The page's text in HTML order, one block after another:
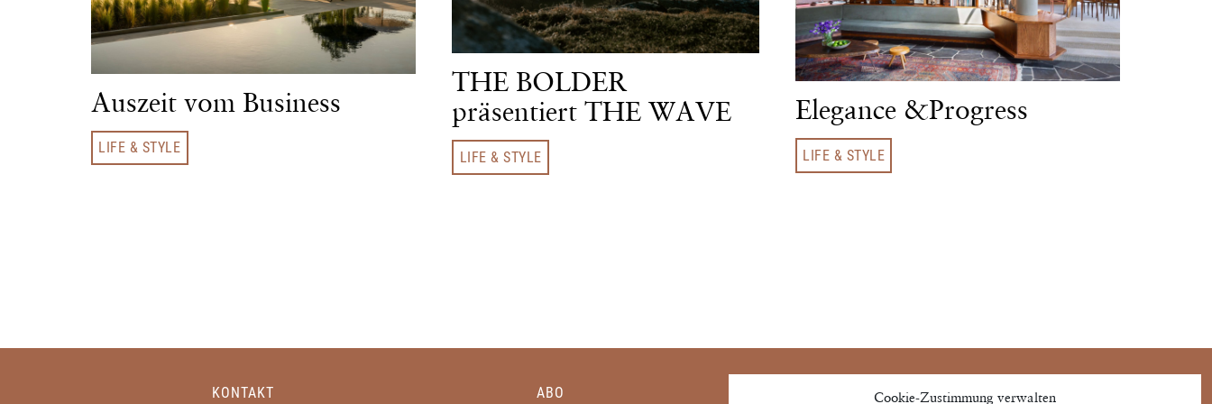
Cookie-Zustimmung verwalten
Auszeit vom Business
LIFE & STYLE
THE BOLDER
präsentiert THE WAVE
LIFE & STYLE
Elegance &Progress
LIFE & STYLE
KONTAKT ABO THE PROPERTY ©